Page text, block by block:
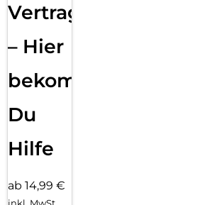
Vertragsabwicklung
– Hier
bekommst
Du
Hilfe
ab 14,99 €